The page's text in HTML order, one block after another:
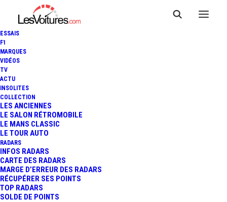
ESSAIS
F1
MARQUES
VIDÉOS
TV
ACTU
INSOLITES
COLLECTION
LES ANCIENNES
LE SALON RÉTROMOBILE
LE MANS CLASSIC
LE TOUR AUTO
RADARS
INFOS RADARS
CARTE DES RADARS
MARGE D’ERREUR DES RADARS
RÉCUPÉRER SES POINTS
TOP RADARS
SOLDE DE POINTS
MERCEDES-BENZ CLASSE C
COUPÉ : L'ESSAI DE LA
SUPERBE "ÉTOILE FILANTE"...
12 Minutes |